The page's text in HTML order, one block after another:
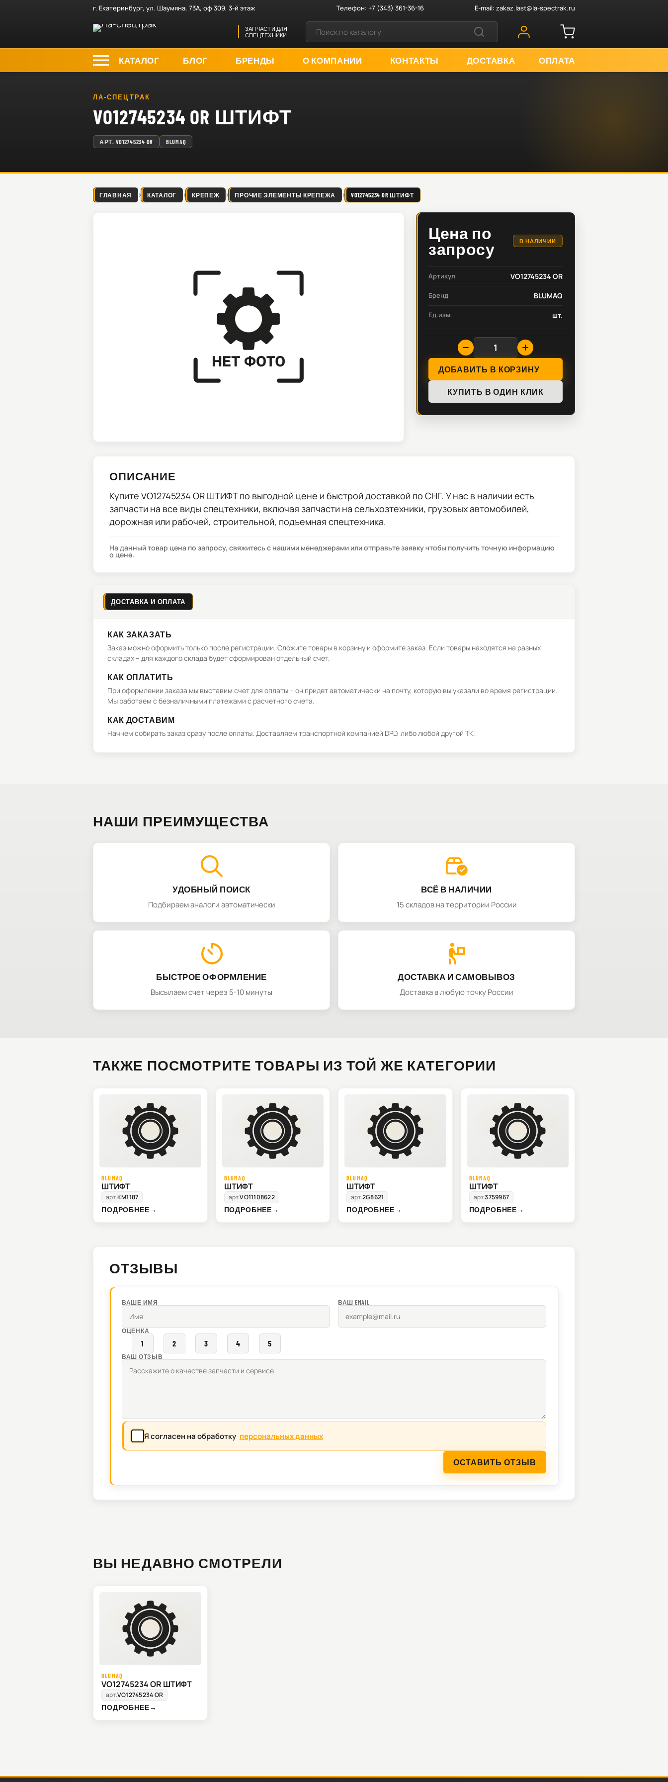
г. Екатеринбург, ул. Шаумяна, 73А, оф 309, 3-й этаж Телефон:+7 (343) 361-36-16 E-mail: zakaz.last@la-spectrak.ru
ЗАПЧАСТИ ДЛЯ
СПЕЦТЕХНИКИ
КАТАЛОГ БЛОГ БРЕНДЫ О КОМПАНИИ КОНТАКТЫ ДОСТАВКА ОПЛАТА
ЛА-СПЕЦТРАК
VO12745234 OR ШТИФТ
АРТ. VO12745234 OR BLUMAQ
ГЛАВНАЯ КАТАЛОГ КРЕПЕЖ ПРОЧИЕ ЭЛЕМЕНТЫ КРЕПЕЖА VO12745234 OR ШТИФТ
Цена по
запросу
В НАЛИЧИИ
Артикул VO12745234 OR
Бренд BLUMAQ
Ед.изм. шт.
ДОБАВИТЬ В КОРЗИНУ
КУПИТЬ В ОДИН КЛИК
ОПИСАНИЕ
Купите VO12745234 OR ШТИФТпо выгодной цене и быстрой доставкой по СНГ. У нас в наличии есть
запчасти на все виды спецтехники, включая запчасти на сельхозтехники, грузовых автомобилей,
дорожная или рабочей, строительной, подъемная спецтехника.
На данный товар цена по запросу, свяжитесь с нашими менеджерами или отправьте заявку чтобы получить точную информацию
о цене.
ДОСТАВКА И ОПЛАТА
КАК ЗАКАЗАТЬ
Заказ можно оформить только после регистрации. Сложите товары в корзину и оформите заказ. Если товары находятся на разных
складах – для каждого склада будет сформирован отдельный счет.
КАК ОПЛАТИТЬ
При оформлении заказа мы выставим счет для оплаты – он придет автоматически на почту, которую вы указали во время регистрации.
Мы работаем с безналичными платежами с расчетного счета.
КАК ДОСТАВИМ
Начнем собирать заказ сразу после оплаты. Доставляем транспортной компанией DPD, либо любой другой ТК.
НАШИ ПРЕИМУЩЕСТВА
УДОБНЫЙ ПОИСК
Подбираем аналоги автоматически
ВСЁ В НАЛИЧИИ
15 складов на территории России
БЫСТРОЕ ОФОРМЛЕНИЕ
Высылаем счет через 5-10 минуты
ДОСТАВКА И САМОВЫВОЗ
Доставка в любую точку России
ТАКЖЕ ПОСМОТРИТЕ ТОВАРЫ ИЗ ТОЙ ЖЕ КАТЕГОРИИ
BLUMAQ
ШТИФТ
арт.KM1187
ПОДРОБНЕЕ→
BLUMAQ
ШТИФТ
арт.VO11108622
ПОДРОБНЕЕ→
BLUMAQ
ШТИФТ
арт.2G8621
ПОДРОБНЕЕ→
BLUMAQ
ШТИФТ
арт.3759967
ПОДРОБНЕЕ→
ОТЗЫВЫ
ВАШЕ ИМЯ ВАШ EMAIL
ОЦЕНКА
1 2 3 4 5
ВАШ ОТЗЫВ
Я согласен на обработку персональных данных
ОСТАВИТЬ ОТЗЫВ
ВЫ НЕДАВНО СМОТРЕЛИ
BLUMAQ
VO12745234 OR ШТИФТ
арт.VO12745234 OR
ПОДРОБНЕЕ→